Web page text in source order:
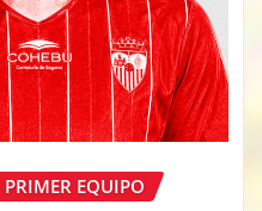
PRIMER EQUIPO